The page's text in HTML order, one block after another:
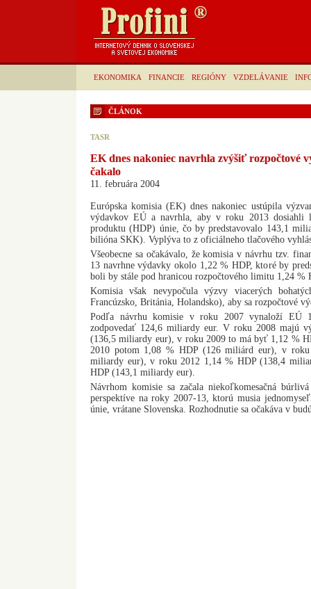
EKONOMIKA FINANCIE REGIÓNY VZDELÁVANIE
ČLÁNOK
TASR
EK dnes nakoniec navrhla zvýšiť rozpočtové
čakalo
11. februára 2004
Európska komisia (EK) dnes nakoniec ustúpila
výdavkov EÚ a navrhla, aby v roku 2013 dosiahli
produktu (HDP) únie, čo by predstavovalo 143,1
bilióna SKK). Vyplýva to z oficiálneho tlačového
Všeobecne sa očakávalo, že komisia v návrhu tzv.
13 navrhne výdavky okolo 1,22 % HDP, ktoré by
boli by stále pod hranicou rozpočtového limitu 1,24 %
Komisia však nevypočula výzvy viacerých
Francúzsko, Británia, Holandsko), aby sa rozpočtové
Podľa návrhu komisie v roku 2007 vynaloží EÚ
zodpovedať 124,6 miliardy eur. V roku 2008 majú
(136,5 miliardy eur), v roku 2009 to má byť 1,12 %
2010 potom 1,08 % HDP (126 miliárd eur), v
miliardy eur), v roku 2012 1,14 % HDP (138,4
HDP (143,1 miliardy eur).
Návrhom komisie sa začala niekoľkomesačná
perspektíve na roky 2007-13, ktorú musia
únie, vrátane Slovenska. Rozhodnutie sa očakáva v